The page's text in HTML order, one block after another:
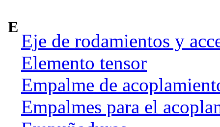
E
Eje de rodamientos y
Elemento tensor
Empalme de
Empalmes para el